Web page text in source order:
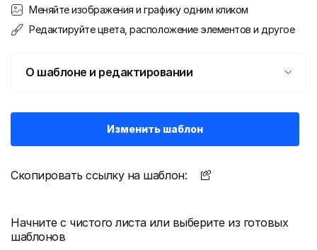
Меняйте изображения и графику одним кликом
Редактируйте цвета, расположение элементов и другое
О шаблоне и редактировании
Изменить шаблон
Скопировать ссылку на шаблон:
Начните с чистого листа или выберите из готовых
шаблонов